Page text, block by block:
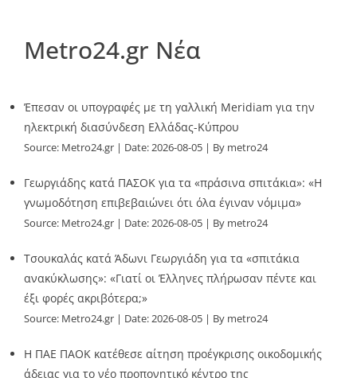
Metro24.gr Νέα
Έπεσαν οι υπογραφές με τη γαλλική Meridiam για την
ηλεκτρική διασύνδεση Ελλάδας-Κύπρου
Source: Metro24.gr Date: 2026-08-05 By metro24
Γεωργιάδης κατά ΠΑΣΟΚ για τα «πράσινα σπιτάκια»: «Η
γνωμοδότηση επιβεβαιώνει ότι όλα έγιναν νόμιμα»
Source: Metro24.gr Date: 2026-08-05 By metro24
Τσουκαλάς κατά Άδωνι Γεωργιάδη για τα «σπιτάκια
ανακύκλωσης»: «Γιατί οι Έλληνες πλήρωσαν πέντε και
έξι φορές ακριβότερα;»
Source: Metro24.gr Date: 2026-08-05 By metro24
Η ΠΑΕ ΠΑΟΚ κατέθεσε αίτηση προέγκρισης οικοδομικής
άδειας για το νέο προπονητικό κέντρο της